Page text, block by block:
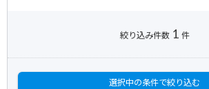
絞り込み件数 1 件
選択中の条件で絞り込む